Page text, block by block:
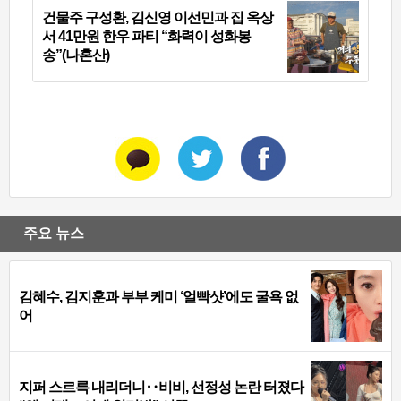
건물주 구성환, 김신영 이선민과 집 옥상
서 41만원 한우 파티 “화력이 성화봉
송”(나혼산)
주요 뉴스
김혜수, 김지훈과 부부 케미 ‘얼빡샷’에도 굴욕 없
어
지퍼 스르륵 내리더니‥비비, 선정성 논란 터졌다